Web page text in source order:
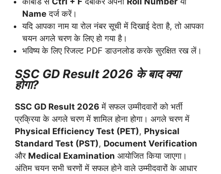
Name दर्ज करें।
यदि आपका नाम या रोल नंबर सूची में दिखाई देता है, तो आपका
चयन अगले चरण के लिए हो गया है।
भविष्य के लिए रिजल्ट PDF डाउनलोड करके सुरक्षित रख लें।
SSC GD Result 2026 के बाद क्या
होगा?
SSC GD Result 2026 में सफल उम्मीदवारों को भर्ती
प्रक्रिया के अगले चरण में शामिल होना होगा। अगले चरण में
Physical Efficiency Test (PET), Physical
Standard Test (PST), Document Verification
और Medical Examination आयोजित किया जाएगा।
अंतिम चयन सभी चरणों में सफल होने वाले उम्मीदवारों के आधार